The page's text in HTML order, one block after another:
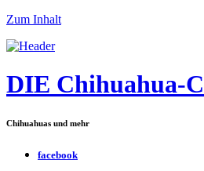
Zum Inhalt
DIE Chihuahua-
Chihuahuas und mehr
facebook